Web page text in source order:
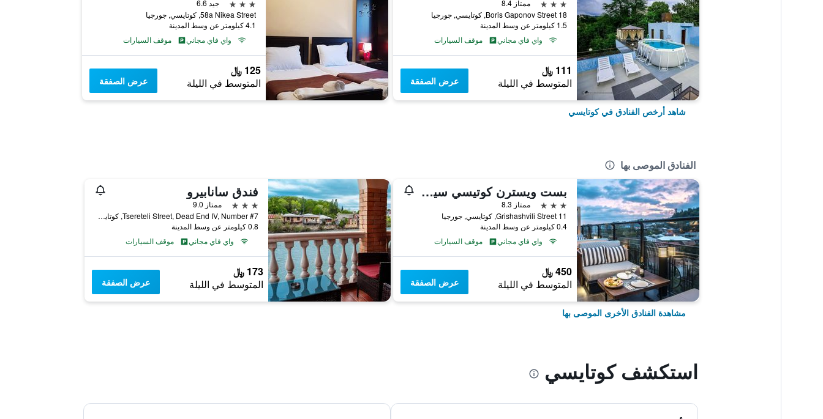
3 نجوم
ممتاز 8.4
Boris Gaponov Street 18, كوتايسي, جورجيا
1.5 كيلومتر عن وسط المدينة
واي فاي مجاني
موقف السيارات
111 ﷼
المتوسط في الليلة عرض الصفقة
3 نجوم
جيد 6.6
58a Nikea Street, كوتايسي, جورجيا
4.1 كيلومتر عن وسط المدينة
واي فاي مجاني
موقف السيارات
125 ﷼
المتوسط في الليلة عرض الصفقة
شاهد أرخص الفنادق في كوتايسي
الفنادق الموصى بها
بست ويسترن كوتيسي سيتي سنتر
3 نجوم
ممتاز 8.3
11 Grishashvili Street, كوتايسي, جورجيا
0.4 كيلومتر عن وسط المدينة
واي فاي مجاني
موقف السيارات
450 ﷼
المتوسط في الليلة عرض الصفقة
فندق سانابيرو
3 نجوم
ممتاز 9.0
Tsereteli Street, Dead End IV, Number #7, كوتايسي, جورجيا
0.8 كيلومتر عن وسط المدينة
واي فاي مجاني
موقف السيارات
173 ﷼
المتوسط في الليلة عرض الصفقة
مشاهدة الفنادق الأخرى الموصى بها
استكشف كوتايسي